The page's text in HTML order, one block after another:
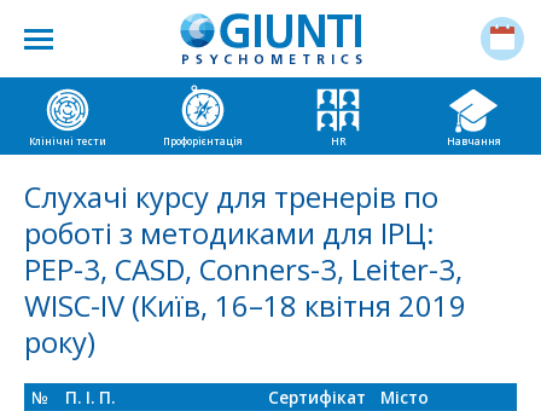
Клінічні тести Профорієнтація HR Навчання
Слухачі курсу для тренерів по
роботі з методиками для ІРЦ:
РЕР-3, CASD, Conners-3, Leiter-3,
WISC-IV (Київ, 16–18 квітня 2019
року)
№ П. І. П. Сертифікат
Місто